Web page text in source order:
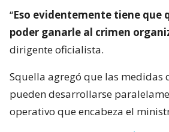
“Eso evidentemente tiene que
poder ganarle al crimen
dirigente oficialista.
Squella agregó que las medidas
pueden desarrollarse
operativo que encabeza el